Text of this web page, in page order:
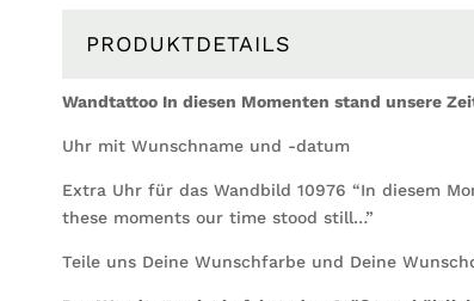
PRODUKTDETAILS
Wandtattoo In diesen Momenten stand unsere
Uhr mit Wunschname und -datum
Extra Uhr für das Wandbild 10976 “In diesem
these moments our time stood still…”
Teile uns Deine Wunschfarbe und Deine